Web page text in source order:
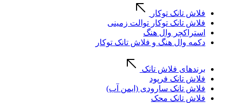
فلاش تانک توکار
فلاش تانک توکار توالت زمینی
استراکچر وال هنگ
دکمه وال هنگ و فلاش تانک توکار
برندهای فلاش تانک
فلاش تانک فرپود
فلاش تانک سارودی (ایمن آب)
فلاش تانک محک